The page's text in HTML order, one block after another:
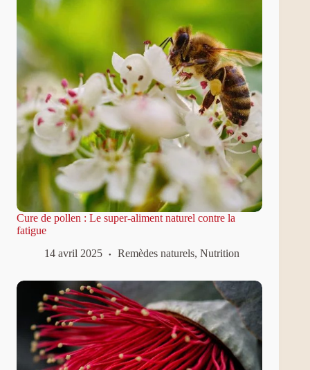
Découvrir
Cure de pollen : Le super-aliment naturel contre la
fatigue
14 avril 2025
Remèdes naturels, Nutrition